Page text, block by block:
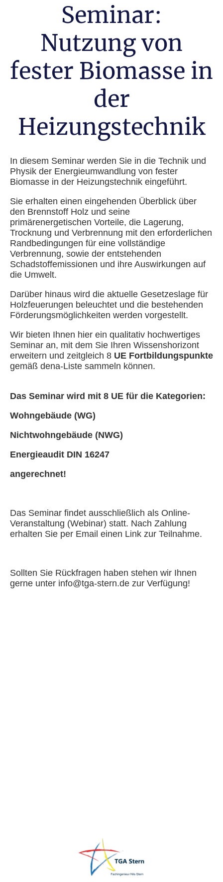
Seminar:
Nutzung von
fester Biomasse in
der
Heizungstechnik
In diesem Seminar werden Sie in die Technik und
Physik der Energieumwandlung von fester
Biomasse in der Heizungstechnik eingeführt.
Sie erhalten einen eingehenden Überblick über
den Brennstoff Holz und seine
primärenergetischen Vorteile, die Lagerung,
Trocknung und Verbrennung mit den erforderlichen
Randbedingungen für eine vollständige
Verbrennung, sowie der entstehenden
Schadstoffemissionen und ihre Auswirkungen auf
die Umwelt.
Darüber hinaus wird die aktuelle Gesetzeslage für
Holzfeuerungen beleuchtet und die bestehenden
Förderungsmöglichkeiten werden vorgestellt.
Wir bieten Ihnen hier ein qualitativ hochwertiges
Seminar an, mit dem Sie Ihren Wissenshorizont
erweitern und zeitgleich 8 UE Fortbildungspunkte
gemäß dena-Liste sammeln können.
Das Seminar wird mit 8 UE für die Kategorien:
Wohngebäude (WG)
Nichtwohngebäude (NWG)
Energieaudit DIN 16247
angerechnet!
Das Seminar findet ausschließlich als Online-
Veranstaltung (Webinar) statt. Nach Zahlung
erhalten Sie per Email einen Link zur Teilnahme.
Sollten Sie Rückfragen haben stehen wir Ihnen
gerne unter info@tga-stern.de zur Verfügung!